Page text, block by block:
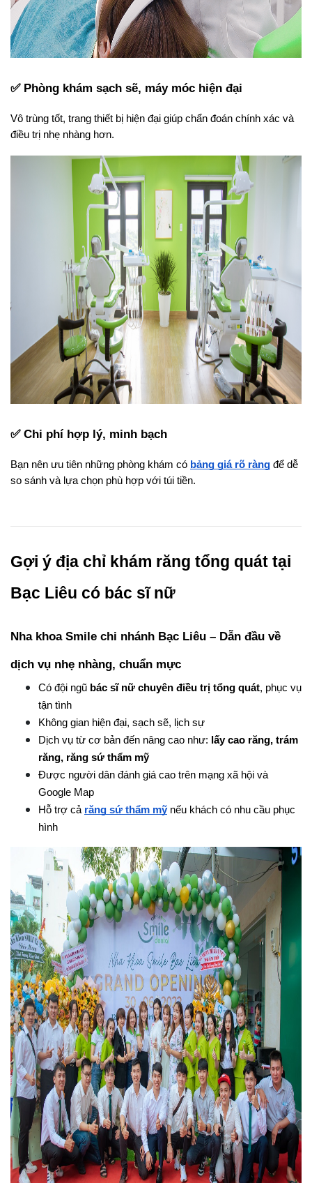
✅ Phòng khám sạch sẽ, máy móc hiện đại
Vô trùng tốt, trang thiết bị hiện đại giúp chẩn đoán chính xác và
điều trị nhẹ nhàng hơn.
✅ Chi phí hợp lý, minh bạch
Bạn nên ưu tiên những phòng khám có bảng giá rõ ràng để dễ
so sánh và lựa chọn phù hợp với túi tiền.
Gợi ý địa chỉ khám răng tổng quát tại
Bạc Liêu có bác sĩ nữ
Nha khoa Smile chi nhánh Bạc Liêu – Dẫn đầu về
dịch vụ nhẹ nhàng, chuẩn mực
Có đội ngũ bác sĩ nữ chuyên điều trị tổng quát, phục vụ
tận tình
Không gian hiện đại, sạch sẽ, lịch sự
Dịch vụ từ cơ bản đến nâng cao như: lấy cao răng, trám
răng, răng sứ thẩm mỹ
Được người dân đánh giá cao trên mạng xã hội và
Google Map
Hỗ trợ cả răng sứ thẩm mỹ nếu khách có nhu cầu phục
hình